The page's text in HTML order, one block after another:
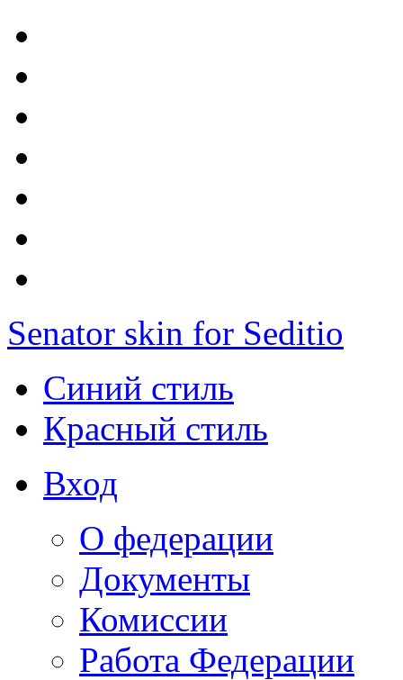
Senator skin for Seditio
Синий стиль
Красный стиль
Вход
О федерации
Документы
Комиссии
Работа Федерации